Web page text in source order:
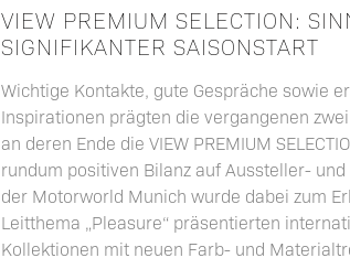
VIEW PREMIUM SELECTION:
SIGNIFIKANTER SAISONSTART
Wichtige Kontakte, gute Gespräche sowie
Inspirationen prägten die vergangenen
an deren Ende die VIEW PREMIUM
rundum positiven Bilanz auf Aussteller-
der Motorworld Munich wurde dabei zum
Leitthema „Pleasure“ präsentierten
Kollektionen mit neuen Farb- und